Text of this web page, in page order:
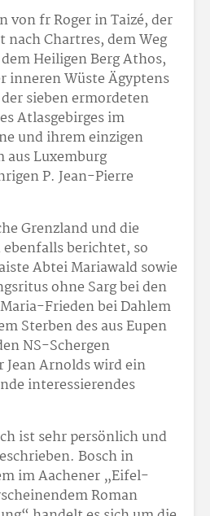
von fr Roger in Taizé, der
Chartres, dem Weg
Heiligen Berg Athos,
inneren Wüste Ägyptens
sieben ermordeten
Atlasgebirges im
und ihrem einzigen
aus Luxemburg
P. Jean-Pierre
Grenzland und die
berichtet, so
Abtei Mariawald sowie
ohne Sarg bei den
Frieden bei Dahlem
Sterben des aus Eupen
NS-Schergen
Arnolds wird ein
interessierendes
ist sehr persönlich und
Bosch in
im Aachener „Eifel-
Roman